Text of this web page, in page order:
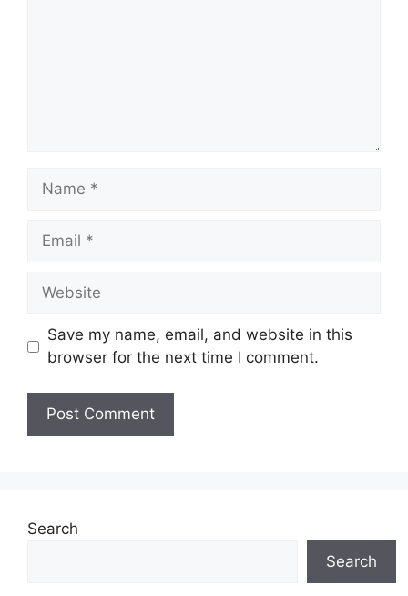
Name
Email
Website
Save my name, email, and website in this
browser for the next time I comment.
Search
Search